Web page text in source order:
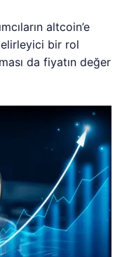
altcoin’e
bir rol
da fiyatın değer